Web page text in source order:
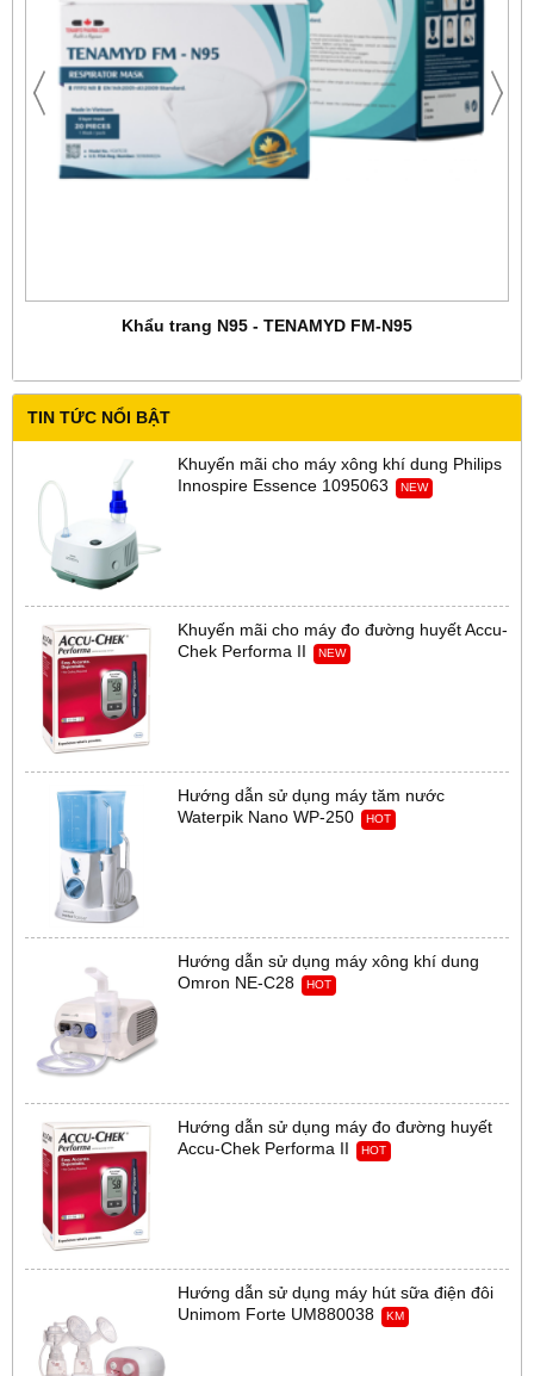
Khẩu trang N95 - TENAMYD FM-N95
TIN TỨC NỔI BẬT
Khuyến mãi cho máy xông khí dung Philips
Innospire Essence 1095063
NEW
Khuyến mãi cho máy đo đường huyết Accu-
Chek Performa II
NEW
Hướng dẫn sử dụng máy tăm nước
Waterpik Nano WP-250
HOT
Hướng dẫn sử dụng máy xông khí dung
Omron NE-C28
HOT
Hướng dẫn sử dụng máy đo đường huyết
Accu-Chek Performa II
HOT
Hướng dẫn sử dụng máy hút sữa điện đôi
Unimom Forte UM880038
KM